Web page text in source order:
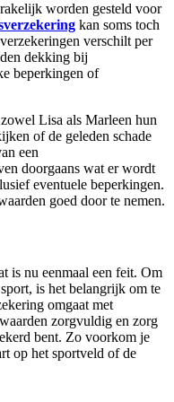
worden gesteld voor
kan soms toch
verschilt per
dekking bij
beperkingen of
Lisa als Marleen hun
of de geleden schade
een
doorgaans wat er wordt
eventuele beperkingen.
goed door te nemen.
is nu eenmaal een feit. Om
is het belangrijk om te
omgaat met
zorgvuldig en zorg
bent. Zo voorkom je
op het sportveld of de